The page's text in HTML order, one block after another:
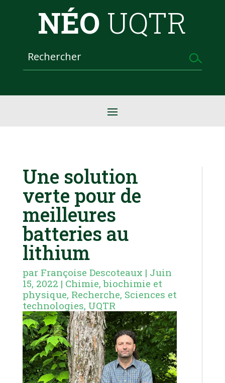
NÉO UQTR
Une solution
verte pour de
meilleures
batteries au
lithium
par Françoise Descoteaux | Juin
15, 2022 | Chimie, biochimie et
physique, Recherche, Sciences et
technologies, UQTR